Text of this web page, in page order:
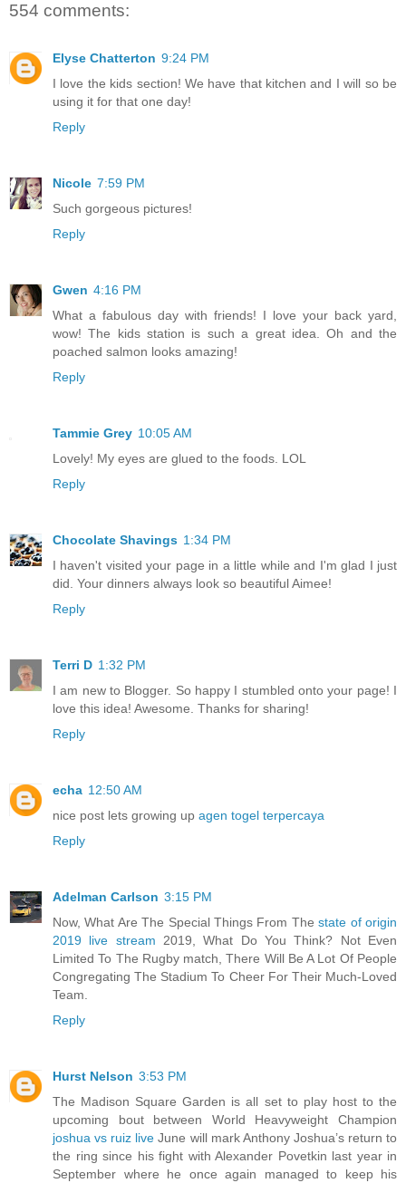
554 comments:
Elyse Chatterton 9:24 PM
I love the kids section! We have that kitchen and I will so be
using it for that one day!
Reply
Nicole 7:59 PM
Such gorgeous pictures!
Reply
Gwen 4:16 PM
What a fabulous day with friends! I love your back yard,
wow! The kids station is such a great idea. Oh and the
poached salmon looks amazing!
Reply
Tammie Grey 10:05 AM
Lovely! My eyes are glued to the foods. LOL
Reply
Chocolate Shavings 1:34 PM
I haven't visited your page in a little while and I'm glad I just
did. Your dinners always look so beautiful Aimee!
Reply
Terri D 1:32 PM
I am new to Blogger. So happy I stumbled onto your page! I
love this idea! Awesome. Thanks for sharing!
Reply
echa 12:50 AM
nice post lets growing up agen togel terpercaya
Reply
Adelman Carlson 3:15 PM
Now, What Are The Special Things From Thestate of origin
2019 live stream 2019, What Do You Think? Not Even
Limited To The Rugby match, There Will Be A Lot Of People
Congregating The Stadium To Cheer For Their Much-Loved
Team.
Reply
Hurst Nelson 3:53 PM
The Madison Square Garden is all set to play host to the
upcoming bout between World Heavyweight Champion
joshua vs ruiz live June will mark Anthony Joshua’s return to
the ring since his fight with Alexander Povetkin last year in
September where he once again managed to keep his